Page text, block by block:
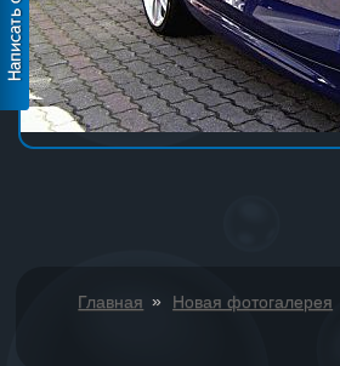
Главная » Новая фотогалерея